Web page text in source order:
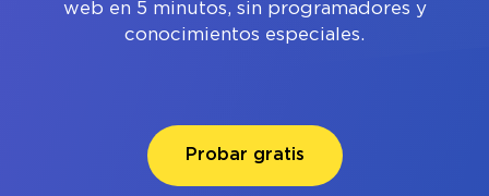
web en 5 minutos, sin programadores y
conocimientos especiales.
Probar gratis